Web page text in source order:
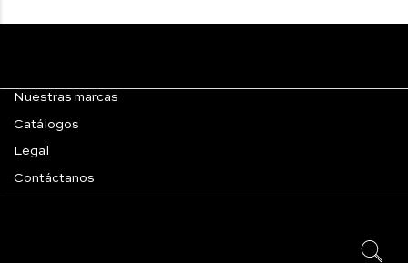
Nuestras marcas
Catálogos
Legal
Contáctanos